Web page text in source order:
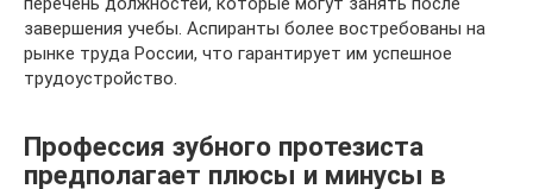
завершения учебы. Аспиранты более востребованы на
рынке труда России, что гарантирует им успешное
трудоустройство.
Профессия зубного протезиста
предполагает плюсы и минусы в